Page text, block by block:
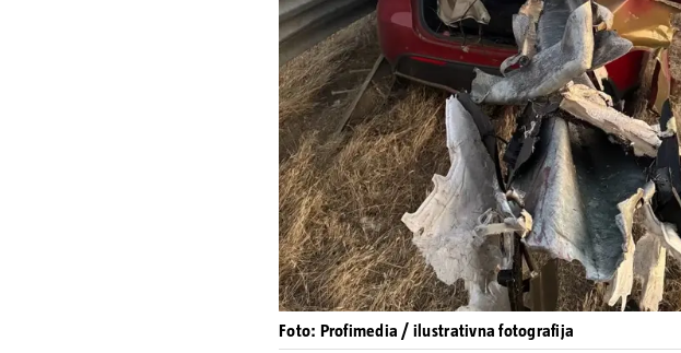
Foto: Profimedia / ilustrativna fotografija